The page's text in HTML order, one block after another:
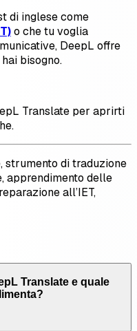
di inglese come
o che tu voglia
DeepL offre
bisogno.
Translate per aprirti
strumento di traduzione
apprendimento delle
all’IET,
Translate e quale